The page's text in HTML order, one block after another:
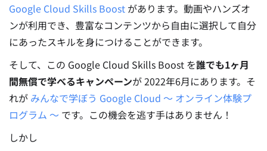
Google Cloud Skills Boost があります。動画やハンズオ
ンが利用でき、豊富なコンテンツから自由に選択して自分
にあったスキルを身につけることができます。
そして、この Google Cloud Skills Boost を誰でも1ヶ月
間無償で学べるキャンペーンが 2022年6月にあります。そ
れが みんなで学ぼう Google Cloud 〜 オンライン体験プ
ログラム 〜 です。この機会を逃す手はありません！
しかし